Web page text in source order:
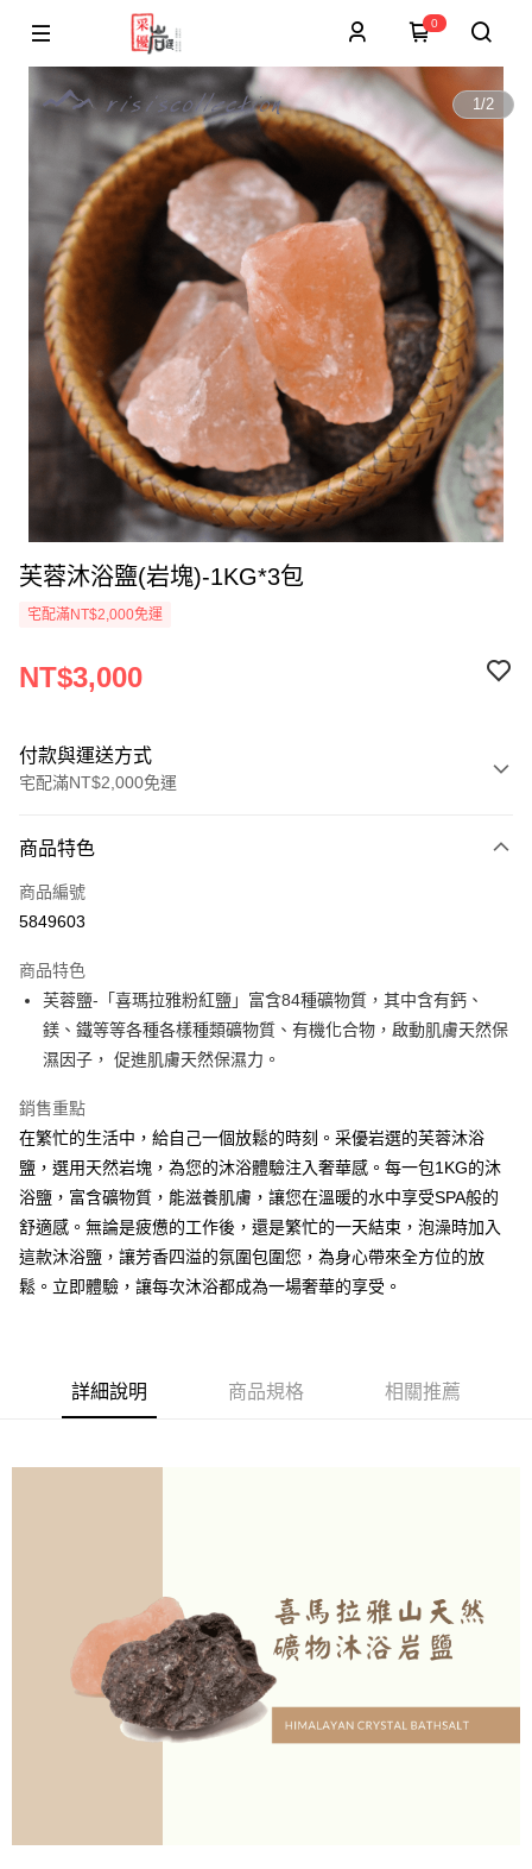
0
1/2
芙蓉沐浴鹽(岩塊)-1KG*3包
宅配滿NT$2,000免運
NT$3,000
付款與運送方式
宅配滿NT$2,000免運
信用卡一次付款
LINE Pay
街口支付
悠遊付
運送方式
宅配通
每筆NT$120，滿NT$2,000(含以上)免運費
商品特色
商品編號
5849603
商品特色
芙蓉鹽-「喜瑪拉雅粉紅鹽」富含84種礦物質，其中含有鈣、
鎂、鐵等等各種各樣種類礦物質、有機化合物，啟動肌膚天然保
濕因子， 促進肌膚天然保濕力。
銷售重點
在繁忙的生活中，給自己一個放鬆的時刻。采優岩選的芙蓉沐浴
鹽，選用天然岩塊，為您的沐浴體驗注入奢華感。每一包1KG的沐
浴鹽，富含礦物質，能滋養肌膚，讓您在溫暖的水中享受SPA般的
舒適感。無論是疲憊的工作後，還是繁忙的一天結束，泡澡時加入
這款沐浴鹽，讓芳香四溢的氛圍包圍您，為身心帶來全方位的放
鬆。立即體驗，讓每次沐浴都成為一場奢華的享受。
詳細說明 商品規格 相關推薦